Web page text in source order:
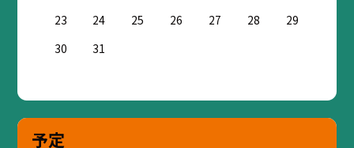
23
24 25 26 27 28
29
30
31
予定